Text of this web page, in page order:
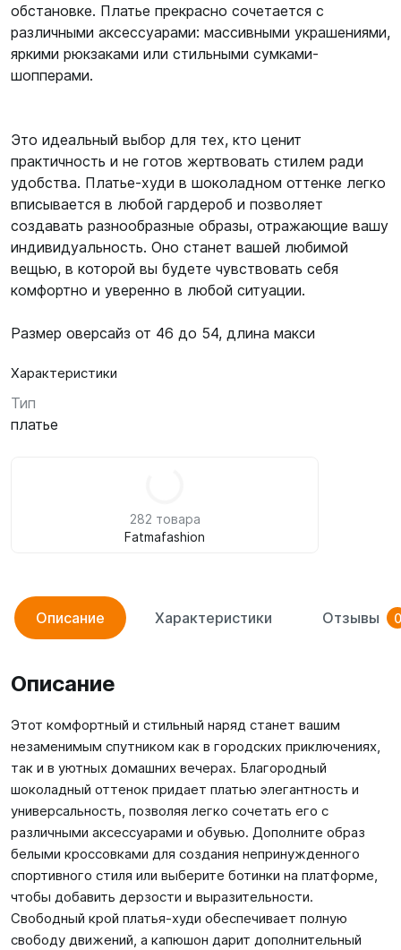
обстановке. Платье прекрасно сочетается с
различными аксессуарами: массивными украшениями,
яркими рюкзаками или стильными сумками-
шопперами.
Это идеальный выбор для тех, кто ценит
практичность и не готов жертвовать стилем ради
удобства. Платье-худи в шоколадном оттенке легко
вписывается в любой гардероб и позволяет
создавать разнообразные образы, отражающие вашу
индивидуальность. Оно станет вашей любимой
вещью, в которой вы будете чувствовать себя
комфортно и уверенно в любой ситуации.
Размер оверсайз от 46 до 54, длина макси
Характеристики
Тип
платье
282 товара
Fatmafashion
Описание Характеристики Отзывы 0
Описание
Этот комфортный и стильный наряд станет вашим
незаменимым спутником как в городских приключениях,
так и в уютных домашних вечерах. Благородный
шоколадный оттенок придает платью элегантность и
универсальность, позволяя легко сочетать его с
различными аксессуарами и обувью. Дополните образ
белыми кроссовками для создания непринужденного
спортивного стиля или выберите ботинки на платформе,
чтобы добавить дерзости и выразительности.
Свободный крой платья-худи обеспечивает полную
свободу движений, а капюшон дарит дополнительный